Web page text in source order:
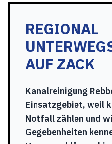
REGIONAL
AUF ZACK
Kanalreinigung
Einsatzgebiet, weil
Notfall zählen und
Gegebenheiten